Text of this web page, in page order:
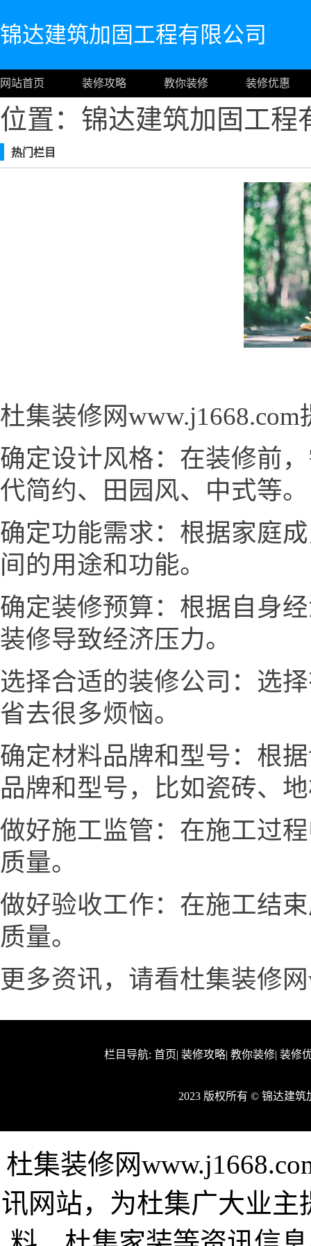
锦达建筑加固工程有限公司
网站首页 装修攻略 教你装修 装修优惠
位置：锦达建筑加固工
热门栏目
杜集装修网
确定设计风格：在装修前
代简约、田园风、中式等。
确定功能需求：根据家庭
间的用途和功能。
确定装修预算：根据自身
装修导致经济压力。
选择合适的装修公司：选
省去很多烦恼。
确定材料品牌和型号：根
品牌和型号，比如瓷砖、
做好施工监管：在施工过
质量。
做好验收工作：在施工结
质量。
更多资讯，请看杜集装修
栏目导航: 首页| 装修攻略| 教你装修| 装修
2023 版权所有 © 锦达建
杜集装修网
讯网站，为杜集广大业